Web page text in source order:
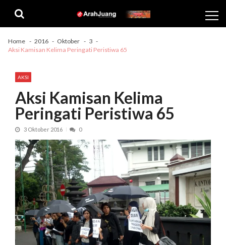
navigation
content
Home 2016 Oktober
3
Aksi Kamisan Kelima Peringati Peristiwa 65
AKSI
Aksi Kamisan Kelima
Peringati Peristiwa 65
3 Oktober 2016 0